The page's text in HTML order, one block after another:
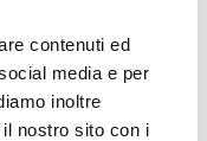
contenuti ed
media e per
inoltre
nostro sito con i